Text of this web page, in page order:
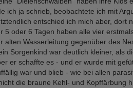
ich ja schrieb, beobachtete ich mit
entschied ich mich aber, dort
5 oder 6 Tagen haben alle vier
alten Wasserleitung gegenüber des
Sorgenkind war deutlich kleiner, als
er schaffte es - und er wurde mit
war und blieb - wie bei allen
die braune Kehl- und Kopffärbung